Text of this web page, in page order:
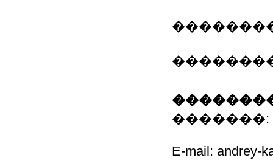
�������:
E-mail: andrey-